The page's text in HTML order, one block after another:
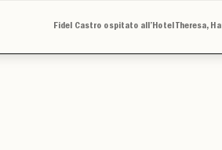
Fidel Castro ospitato all’Hotel Theresa,